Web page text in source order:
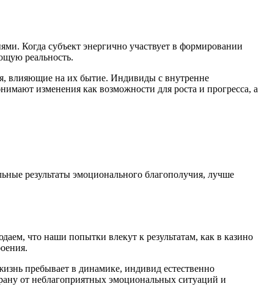
Когда субъект энергично участвует в формировании
реальность.
влияющие на их бытие. Индивиды с внутренне
изменения как возможности для роста и прогресса, а
результаты эмоционального благополучия, лучше
что наши попытки влекут к результатам, как в казино
пребывает в динамике, индивид естественно
от неблагоприятных эмоциональных ситуаций и